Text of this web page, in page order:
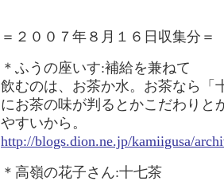
＝２００７年８月１６日収集分＝
＊ふうの座いす:補給を兼ねて
飲むのは、お茶か水。お茶なら「
にお茶の味が判るとかこだわりと
やすいから。
http://blogs.dion.ne.jp/kamiigusa/
＊高嶺の花子さん:十七茶